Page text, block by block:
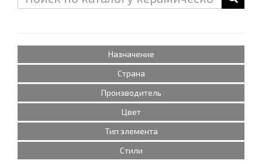
Назначение
Страна
Производитель
Цвет
Тип элемента
Стили